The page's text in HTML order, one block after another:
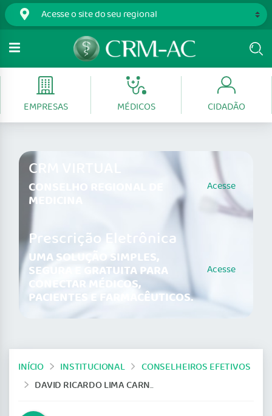
EMPRESAS MÉDICOS CIDADÃO
CRM VIRTUAL
CONSELHO REGIONAL DE
MEDICINA
Acesse
Prescrição Eletrônica
UMA SOLUÇÃO SIMPLES,
SEGURA E GRATUITA PARA
CONECTAR MÉDICOS,
PACIENTES E FARMACÊUTICOS.
Acesse
INÍCIO INSTITUCIONAL
CONSELHEIROS EFETIVOS
DAVID RICARDO LIMA CARNEIRO